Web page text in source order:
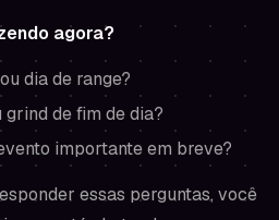
agora?
dia de range?
de fim de dia?
importante em breve?
essas perguntas, você